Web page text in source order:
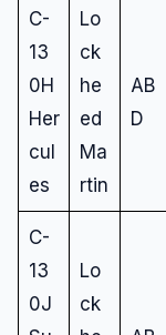
C-
13
0H
Her
cul
es
Lo
ck
he
ed
Ma
rtin
AB
D
C-
13
0J
Lo
ck